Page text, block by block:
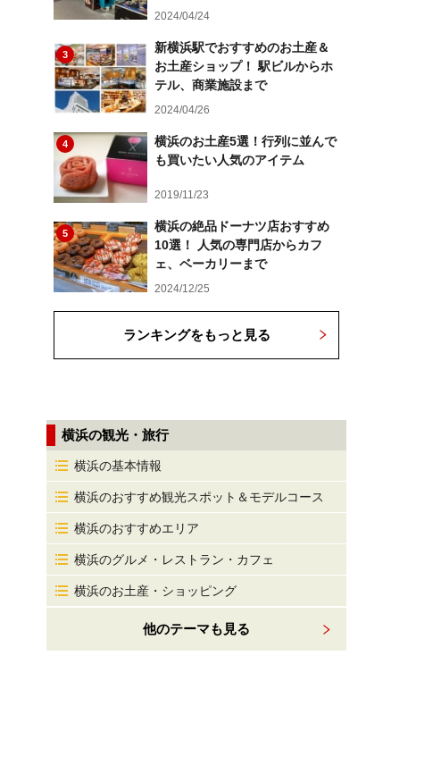
2024/04/24
3
新横浜駅でおすすめのお土産＆
お土産ショップ！ 駅ビルからホ
テル、商業施設まで
2024/04/26
4
横浜のお土産5選！行列に並んで
も買いたい人気のアイテム
2019/11/23
5
横浜の絶品ドーナツ店おすすめ
10選！ 人気の専門店からカフ
ェ、ベーカリーまで
2024/12/25
ランキングをもっと見る
横浜の観光・旅行
横浜の基本情報
横浜のおすすめ観光スポット＆モデルコース
横浜のおすすめエリア
横浜のグルメ・レストラン・カフェ
横浜のお土産・ショッピング
他のテーマも見る